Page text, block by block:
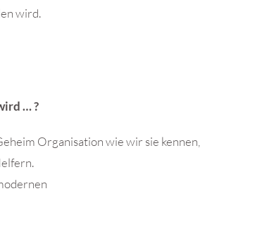
wird.
… ?
Organisation wie wir sie kennen,